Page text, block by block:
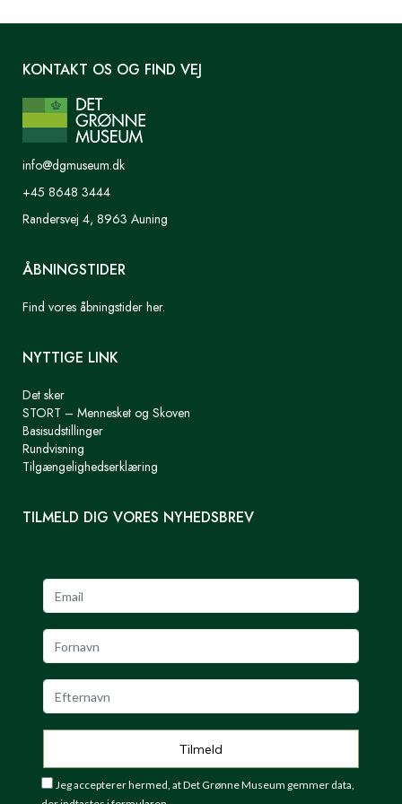
KONTAKT OS OG FIND VEJ
info@dgmuseum.dk
+45 8648 3444
Randersvej 4, 8963 Auning
ÅBNINGSTIDER
Find vores åbningstider her.
NYTTIGE LINK
Det sker
STORT – Mennesket og Skoven
Basisudstillinger
Rundvisning
Tilgængelighedserklæring
TILMELD DIG VORES NYHEDSBREV
Jeg accepterer hermed, at Det Grønne Museum gemmer data,